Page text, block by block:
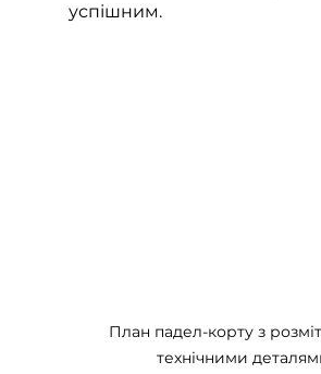
успішним.
План падел-корту з
технічними